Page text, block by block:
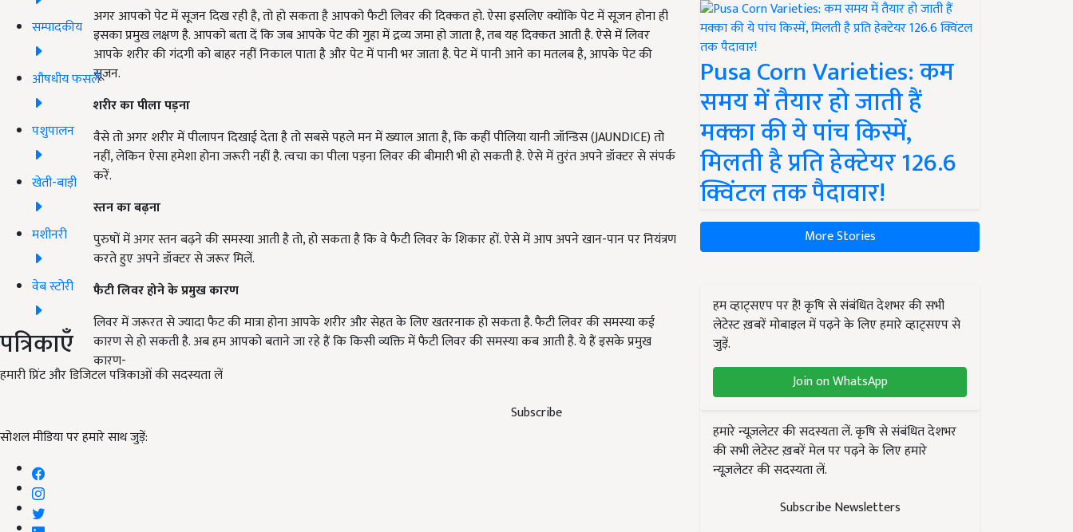
सम्पादकीय
औषधीय फसलें
पशुपालन
खेती-बाड़ी
मशीनरी
वेब स्टोरी
पत्रिकाएँ
हमारी प्रिंट और डिजिटल पत्रिकाओं की सदस्यता लें
Subscribe
सोशल मीडिया पर हमारे साथ जुड़ें:
अगर आपको पेट में सूजन दिख रही है, तो हो सकता है आपको फैटी लिवर की दिक्कत हो. ऐसा इसलिए क्योंकि पेट में सूजन होना ही
इसका प्रमुख लक्षण है. आपको बता दें कि जब आपके पेट की गुहा में द्रव्य जमा हो जाता है, तब यह दिक्कत आती है. ऐसे में लिवर
आपके शरीर की गंदगी को बाहर नहीं निकाल पाता है और पेट में पानी भर जाता है. पेट में पानी आने का मतलब है, आपके पेट की
सूजन.
शरीर का पीला पड़ना
वैसे तो अगर शरीर में पीलापन दिखाई देता है तो सबसे पहले मन में ख्याल आता है, कि कहीं पीलिया यानी जॉन्डिस (JAUNDICE) तो
नहीं, लेकिन ऐसा हमेशा होना जरूरी नहीं है. त्वचा का पीला पड़ना लिवर की बीमारी भी हो सकती है. ऐसे में तुरंत अपने डॉक्टर से संपर्क
करें.
स्तन का बढ़ना
पुरुषों में अगर स्तन बढ़ने की समस्या आती है तो, हो सकता है कि वे फैटी लिवर के शिकार हों. ऐसे में आप अपने खान-पान पर नियंत्रण
करते हुए अपने डॉक्टर से जरूर मिलें.
फैटी लिवर होने के प्रमुख कारण
लि‍वर में जरूरत से ज्यादा फैट की मात्रा होना आपके शरीर और सेहत के लिए खतरनाक हो सकता है. फैटी लिवर की समस्या कई
कारण से हो सकती है. अब हम आपको बताने जा रहे हैं कि किसी व्यक्ति में फैटी लिवर की समस्या कब आती है. ये हैं इसके प्रमुख
कारण-
Pusa Corn Varieties: कम
समय में तैयार हो जाती हैं
मक्का की ये पांच किस्में,
मिलती है प्रति हेक्टेयर 126.6
क्विंटल तक पैदावार!
More Stories
हम व्हाट्सएप पर हैं! कृषि से संबंधित देशभर की सभी
लेटेस्ट ख़बरें मोबाइल में पढ़ने के लिए हमारे व्हाट्सएप से
जुड़ें.
Join on WhatsApp
हमारे न्यूज़लेटर की सदस्यता लें. कृषि से संबंधित देशभर
की सभी लेटेस्ट ख़बरें मेल पर पढ़ने के लिए हमारे
न्यूज़लेटर की सदस्यता लें.
Subscribe Newsletters